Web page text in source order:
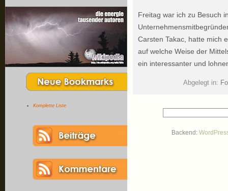
Komplette Liste
Freitag war ich zu Besuch
Carsten Takac, hatte mich
auf welche Weise der
ein interessanter und
Abgelegt in:
Backend: